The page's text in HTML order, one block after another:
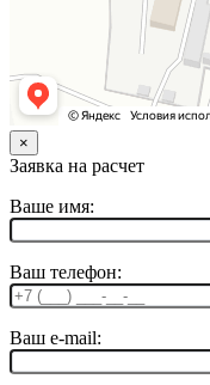
×
Заявка на расчет
Ваше имя:
Ваш телефон:
Ваш e-mail: